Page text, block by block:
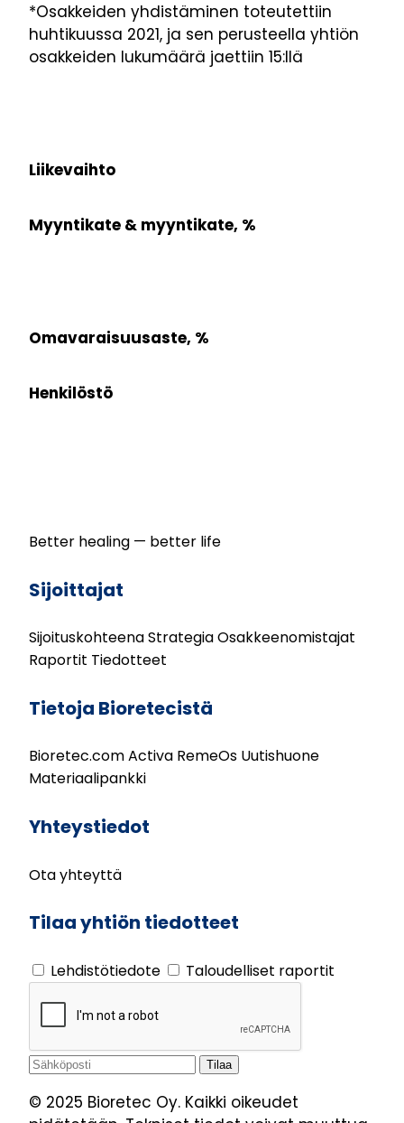
*Osakkeiden yhdistäminen toteutettiin
huhtikuussa 2021, ja sen perusteella yhtiön
osakkeiden lukumäärä jaettiin 15:llä
Liikevaihto
Myyntikate & myyntikate, %
Omavaraisuusaste, %
Henkilöstö
Better healing — better life
Sijoittajat
SijoituskohteenaStrategiaOsakkeenomistajat
Raportit Tiedotteet
Tietoja Bioretecistä
Bioretec.comActiva RemeOs Uutishuone
Materiaalipankki
Yhteystiedot
Ota yhteyttä
Tilaa yhtiön tiedotteet
Lehdistötiedote Taloudelliset raportit
© 2025 Bioretec Oy. Kaikki oikeudet